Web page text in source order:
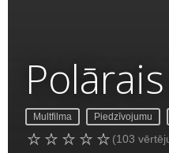
Multfilma Piedzīvojumu
(103